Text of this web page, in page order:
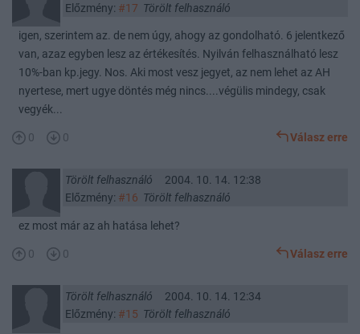
Előzmény: #17 Törölt felhasználó
igen, szerintem az. de nem úgy, ahogy az gondolható. 6 jelentkező
van, azaz egyben lesz az értékesítés. Nyilván felhasználható lesz
10%-ban kp.jegy. Nos. Aki most vesz jegyet, az nem lehet az AH
nyertese, mert ugye döntés még nincs....végülis mindegy, csak
vegyék...
0 0 Válasz erre
Törölt felhasználó
2004. 10. 14. 12:38
Előzmény: #16 Törölt felhasználó
ez most már az ah hatása lehet?
0 0 Válasz erre
Törölt felhasználó
2004. 10. 14. 12:34
Előzmény: #15 Törölt felhasználó